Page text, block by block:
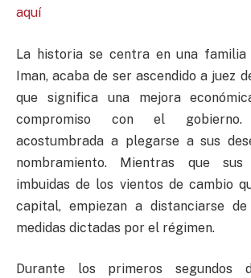
aquí
La historia se centra en una familia
Iman, acaba de ser ascendido a juez
que significa una mejora
compromiso con el
acostumbrada a plegarse a sus
nombramiento. Mientras que sus
imbuidas de los vientos de cambio
capital, empiezan a distanciarse
medidas dictadas por el régimen.
Durante los primeros segundos